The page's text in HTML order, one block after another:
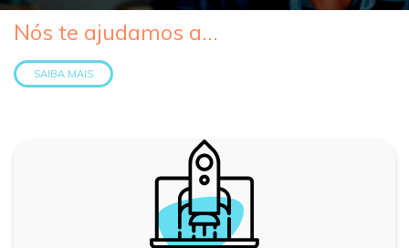
Nós te ajudamos a...
SAIBA MAIS